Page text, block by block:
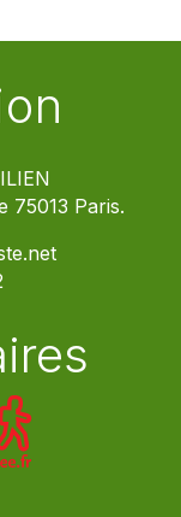
75013 Paris.